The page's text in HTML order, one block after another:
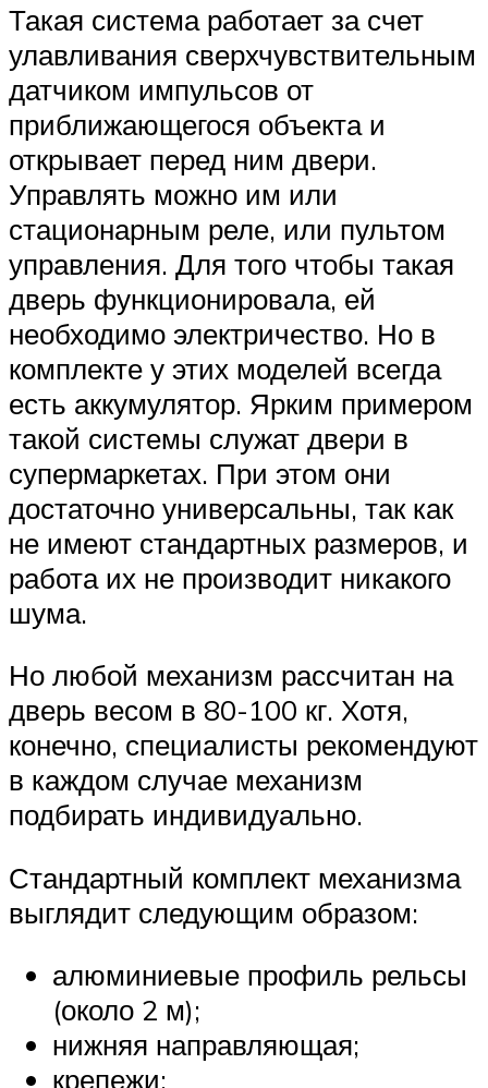
Такая система работает за счет
улавливания сверхчувствительным
датчиком импульсов от
приближающегося объекта и
открывает перед ним двери.
Управлять можно им или
стационарным реле, или пультом
управления. Для того чтобы такая
дверь функционировала, ей
необходимо электричество. Но в
комплекте у этих моделей всегда
есть аккумулятор. Ярким примером
такой системы служат двери в
супермаркетах. При этом они
достаточно универсальны, так как
не имеют стандартных размеров, и
работа их не производит никакого
шума.
Но любой механизм рассчитан на
дверь весом в 80-100 кг. Хотя,
конечно, специалисты рекомендуют
в каждом случае механизм
подбирать индивидуально.
Стандартный комплект механизма
выглядит следующим образом:
алюминиевые профиль рельсы
(около 2 м);
нижняя направляющая;
крепежи;